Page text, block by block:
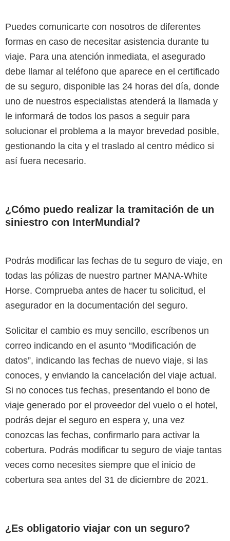
Puedes comunicarte con nosotros de diferentes
formas en caso de necesitar asistencia durante tu
viaje. Para una atención inmediata, el asegurado
debe llamar al teléfono que aparece en el certificado
de su seguro, disponible las 24 horas del día, donde
uno de nuestros especialistas atenderá la llamada y
le informará de todos los pasos a seguir para
solucionar el problema a la mayor brevedad posible,
gestionando la cita y el traslado al centro médico si
así fuera necesario.
¿Cómo puedo realizar la tramitación de un
siniestro con InterMundial?
Podrás modificar las fechas de tu seguro de viaje, en
todas las pólizas de nuestro partner MANA-White
Horse. Comprueba antes de hacer tu solicitud, el
asegurador en la documentación del seguro.
Solicitar el cambio es muy sencillo, escríbenos un
correo indicando en el asunto “Modificación de
datos”, indicando las fechas de nuevo viaje, si las
conoces, y enviando la cancelación del viaje actual.
Si no conoces tus fechas, presentando el bono de
viaje generado por el proveedor del vuelo o el hotel,
podrás dejar el seguro en espera y, una vez
conozcas las fechas, confirmarlo para activar la
cobertura. Podrás modificar tu seguro de viaje tantas
veces como necesites siempre que el inicio de
cobertura sea antes del 31 de diciembre de 2021.
¿Es obligatorio viajar con un seguro?